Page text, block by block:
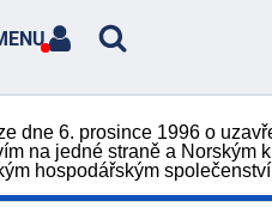
dne 6. prosince 1996 o
na jedné straně a Norským
hospodářským